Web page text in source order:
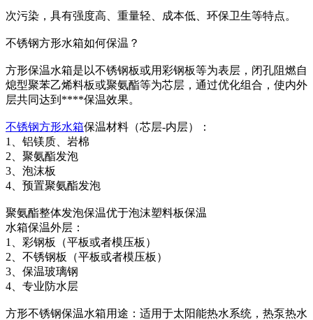
次污染，具有强度高、重量轻、成本低、环保卫生等特点。
不锈钢方形水箱如何保温？
方形保温水箱是以不锈钢板或用彩钢板等为表层，闭孔阻燃自
熄型聚苯乙烯料板或聚氨酯等为芯层，通过优化组合，使内外
层共同达到****保温效果。
不锈钢方形水箱保温材料（芯层-内层）：
1、铝镁质、岩棉
2、聚氨酯发泡
3、泡沫板
4、预置聚氨酯发泡
聚氨酯整体发泡保温优于泡沫塑料板保温
水箱保温外层：
1、彩钢板（平板或者模压板）
2、不锈钢板（平板或者模压板）
3、保温玻璃钢
4、专业防水层
方形不锈钢保温水箱用途：适用于太阳能热水系统，热泵热水